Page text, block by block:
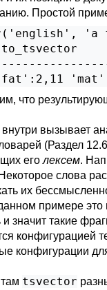
Простой
что
внутри вызывает
(Раздел 12.6
его лексем.
слова
их
примере
и значит такие
конфигурацией
конфигурации
tsvector